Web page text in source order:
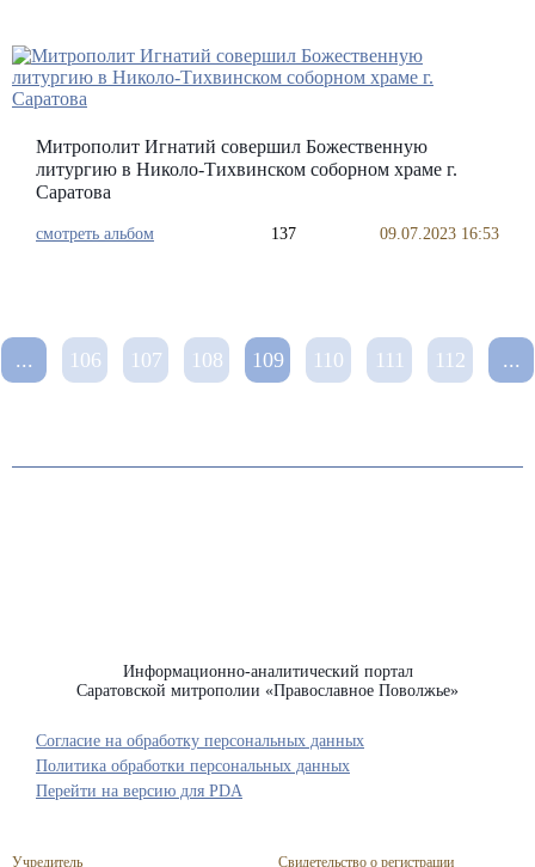
Митрополит Игнатий совершил Божественную
литургию в Николо-Тихвинском соборном храме г.
Саратова
смотреть альбом 137 09.07.2023 16:53
... 106 107 108 109 110 111 112 ...
Информационно-аналитический портал
Саратовской митрополии «Православное Поволжье»
Учредитель Свидетельство о регистрации
Согласие на обработку персональных данных
Политика обработки персональных данных
Перейти на версию для PDA